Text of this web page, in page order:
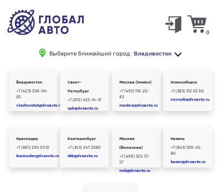
Выберите ближайший город: Владивосток
0
Владивосток
+7 (423) 206-04-
85
vladivostok@dvsavto.ru
Санкт-
Петербург
+7 (812) 425-14-31
spb@dvsavto.ru
Москва (Химки)
+7 (495) 118-20-
83
moskva@dvsavto.ru
Новосибирск
+7 (383) 312 02 60
novosib@dvsavto.ru
Краснодар
+7 (861) 204 03 10
krasnodar@dvsavto.ru
Екатеринбург
+7 (343) 247 2080
ekb@dvsavto.ru
Москва
(Волжская)
+7 (499) 325-57-
57
msk@dvsavto.ru
Казань
+7 (843) 500-45-
80
kazan@dvsavto.ru